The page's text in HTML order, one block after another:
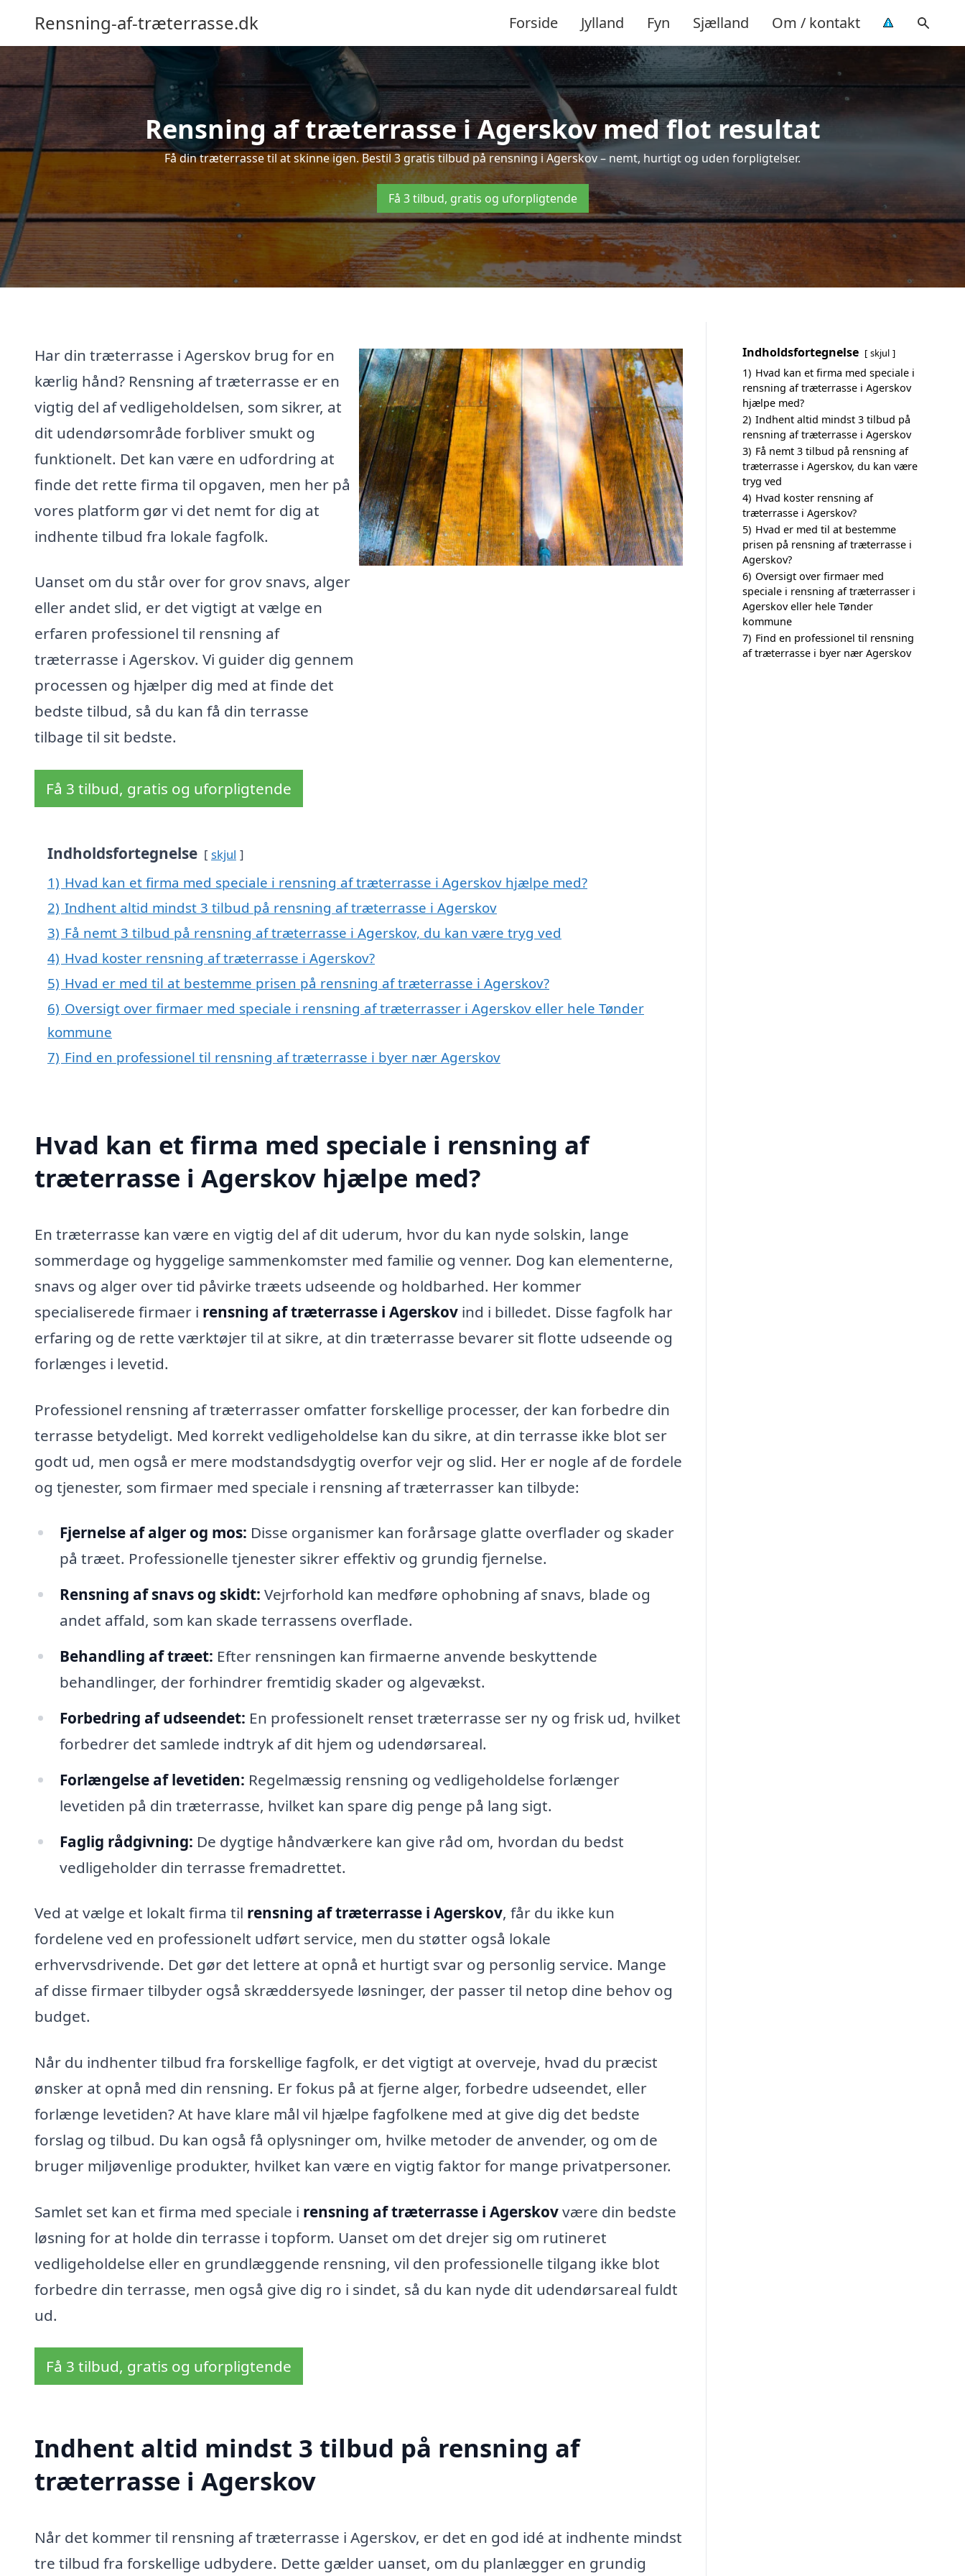
Rensning-af-træterrasse.dk Forside Jylland Fyn Sjælland Om / kontakt
Rensning af træterrasse i Agerskov med flot resultat
Få din træterrasse til at skinne igen. Bestil 3 gratis tilbud på rensning i Agerskov – nemt, hurtigt og uden forpligtelser.
Få 3 tilbud, gratis og uforpligtende
Har din træterrasse i Agerskov brug for en
kærlig hånd? Rensning af træterrasse er en
vigtig del af vedligeholdelsen, som sikrer, at
dit udendørsområde forbliver smukt og
funktionelt. Det kan være en udfordring at
finde det rette firma til opgaven, men her på
vores platform gør vi det nemt for dig at
indhente tilbud fra lokale fagfolk.
Uanset om du står over for grov snavs, alger
eller andet slid, er det vigtigt at vælge en
erfaren professionel til rensning af
træterrasse i Agerskov. Vi guider dig gennem
processen og hjælper dig med at finde det
bedste tilbud, så du kan få din terrasse
tilbage til sit bedste.
Få 3 tilbud, gratis og uforpligtende
Indholdsfortegnelse skjul
1) Hvad kan et firma med speciale i rensning af træterrasse i Agerskov hjælpe med?
2) Indhent altid mindst 3 tilbud på rensning af træterrasse i Agerskov
3) Få nemt 3 tilbud på rensning af træterrasse i Agerskov, du kan være tryg ved
4) Hvad koster rensning af træterrasse i Agerskov?
5) Hvad er med til at bestemme prisen på rensning af træterrasse i Agerskov?
6) Oversigt over firmaer med speciale i rensning af træterrasser i Agerskov eller hele Tønder
kommune
7) Find en professionel til rensning af træterrasse i byer nær Agerskov
Hvad kan et firma med speciale i rensning af
træterrasse i Agerskov hjælpe med?
En træterrasse kan være en vigtig del af dit uderum, hvor du kan nyde solskin, lange
sommerdage og hyggelige sammenkomster med familie og venner. Dog kan elementerne,
snavs og alger over tid påvirke træets udseende og holdbarhed. Her kommer
specialiserede firmaer i rensning af træterrasse i Agerskov ind i billedet. Disse fagfolk har
erfaring og de rette værktøjer til at sikre, at din træterrasse bevarer sit flotte udseende og
forlænges i levetid.
Professionel rensning af træterrasser omfatter forskellige processer, der kan forbedre din
terrasse betydeligt. Med korrekt vedligeholdelse kan du sikre, at din terrasse ikke blot ser
godt ud, men også er mere modstandsdygtig overfor vejr og slid. Her er nogle af de fordele
og tjenester, som firmaer med speciale i rensning af træterrasser kan tilbyde:
Fjernelse af alger og mos: Disse organismer kan forårsage glatte overflader og skader
på træet. Professionelle tjenester sikrer effektiv og grundig fjernelse.
Rensning af snavs og skidt: Vejrforhold kan medføre ophobning af snavs, blade og
andet affald, som kan skade terrassens overflade.
Behandling af træet: Efter rensningen kan firmaerne anvende beskyttende
behandlinger, der forhindrer fremtidig skader og algevækst.
Forbedring af udseendet: En professionelt renset træterrasse ser ny og frisk ud, hvilket
forbedrer det samlede indtryk af dit hjem og udendørsareal.
Forlængelse af levetiden: Regelmæssig rensning og vedligeholdelse forlænger
levetiden på din træterrasse, hvilket kan spare dig penge på lang sigt.
Faglig rådgivning: De dygtige håndværkere kan give råd om, hvordan du bedst
vedligeholder din terrasse fremadrettet.
Ved at vælge et lokalt firma til rensning af træterrasse i Agerskov, får du ikke kun
fordelene ved en professionelt udført service, men du støtter også lokale
erhvervsdrivende. Det gør det lettere at opnå et hurtigt svar og personlig service. Mange
af disse firmaer tilbyder også skræddersyede løsninger, der passer til netop dine behov og
budget.
Når du indhenter tilbud fra forskellige fagfolk, er det vigtigt at overveje, hvad du præcist
ønsker at opnå med din rensning. Er fokus på at fjerne alger, forbedre udseendet, eller
forlænge levetiden? At have klare mål vil hjælpe fagfolkene med at give dig det bedste
forslag og tilbud. Du kan også få oplysninger om, hvilke metoder de anvender, og om de
bruger miljøvenlige produkter, hvilket kan være en vigtig faktor for mange privatpersoner.
Samlet set kan et firma med speciale i rensning af træterrasse i Agerskovvære din bedste
løsning for at holde din terrasse i topform. Uanset om det drejer sig om rutineret
vedligeholdelse eller en grundlæggende rensning, vil den professionelle tilgang ikke blot
forbedre din terrasse, men også give dig ro i sindet, så du kan nyde dit udendørsareal fuldt
ud.
Få 3 tilbud, gratis og uforpligtende
Indhent altid mindst 3 tilbud på rensning af
træterrasse i Agerskov
Når det kommer til rensning af træterrasse i Agerskov, er det en god idé at indhente mindst
tre tilbud fra forskellige udbydere. Dette gælder uanset, om du planlægger en grundig
Indholdsfortegnelse skjul
1) Hvad kan et firma med speciale i
rensning af træterrasse i Agerskov
hjælpe med?
2) Indhent altid mindst 3 tilbud på
rensning af træterrasse i Agerskov
3) Få nemt 3 tilbud på rensning af
træterrasse i Agerskov, du kan være
tryg ved
4) Hvad koster rensning af
træterrasse i Agerskov?
5) Hvad er med til at bestemme
prisen på rensning af træterrasse i
Agerskov?
6) Oversigt over firmaer med
speciale i rensning af træterrasser i
Agerskov eller hele Tønder
kommune
7) Find en professionel til rensning
af træterrasse i byer nær Agerskov